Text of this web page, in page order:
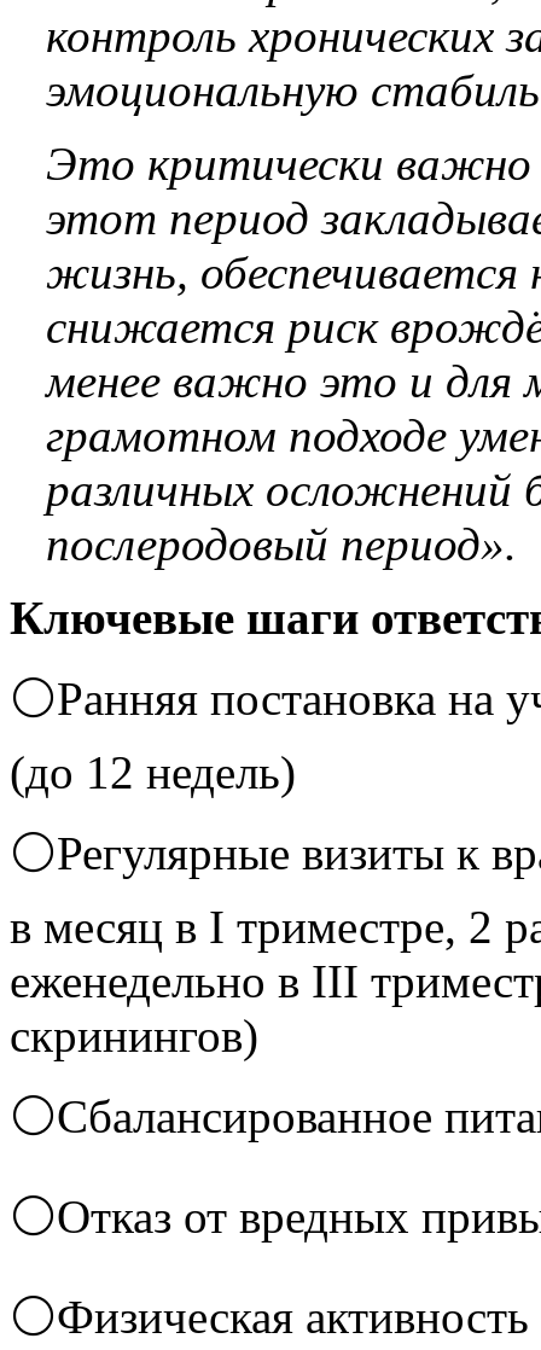
контроль хронических
эмоциональную
Это критически
этот период
жизнь,
снижается риск
менее важно это и для
грамотном подходе
различных осложнений
послеродовый период».
Ключевые шаги
⚪Ранняя постановка на
(до 12 недель)
⚪Регулярные визиты к
в месяц в I триместре, 2
еженедельно в III
скринингов)
⚪Сбалансированное
⚪Отказ от вредных
⚪Физическая